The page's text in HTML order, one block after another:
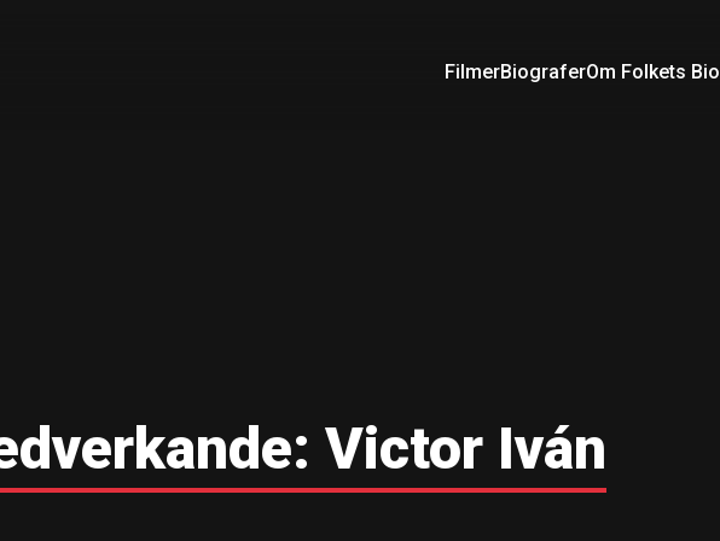
FilmerBiograferOm Folkets Bio
Victor Iván